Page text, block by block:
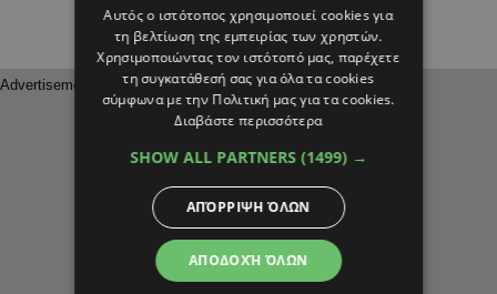
Αυτός ο ιστότοπος χρησιμοποιεί cookies για
τη βελτίωση της εμπειρίας των χρηστών.
Χρησιμοποιώντας τον ιστότοπό μας, παρέχετε
τη συγκατάθεσή σας για όλα τα cookies
σύμφωνα με την Πολιτική μας για τα cookies.
Διαβάστε περισσότερα
SHOW ALL PARTNERS (1499) →
ΑΠΟΔΟΧΉ ΌΛΩΝ
ΑΠΌΡΡΙΨΗ ΌΛΩΝ